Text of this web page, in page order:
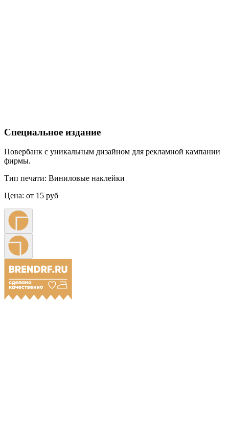
Специальное издание
Повербанк с уникальным дизайном для рекламной кампании
фирмы.
Тип печати: Виниловые наклейки
Цена: от 15 руб